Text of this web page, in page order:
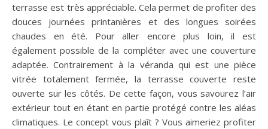
terrasse est très appréciable. Cela permet de profiter des
douces journées printanières et des longues soirées
chaudes en été. Pour aller encore plus loin, il est
également possible de la compléter avec une couverture
adaptée. Contrairement à la véranda qui est une pièce
vitrée totalement fermée, la terrasse couverte reste
ouverte sur les côtés. De cette façon, vous savourez l’air
extérieur tout en étant en partie protégé contre les aléas
climatiques. Le concept vous plaît ? Vous aimeriez profiter